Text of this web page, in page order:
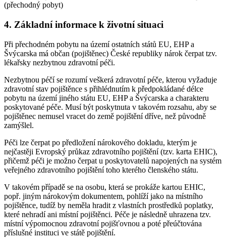
(přechodný pobyt)
4. Základní informace k životní situaci
Při přechodném pobytu na území ostatních států EU, EHP a
Švýcarska má občan (pojištěnec) České republiky nárok čerpat tzv.
lékařsky nezbytnou zdravotní péči.
Nezbytnou péčí se rozumí veškerá zdravotní péče, kterou vyžaduje
zdravotní stav pojištěnce s přihlédnutím k předpokládané délce
pobytu na území jiného státu EU, EHP a Švýcarska a charakteru
poskytované péče. Musí být poskytnuta v takovém rozsahu, aby se
pojištěnec nemusel vracet do země pojištění dříve, než původně
zamýšlel.
Péči lze čerpat po předložení nárokového dokladu, kterým je
nejčastěji Evropský průkaz zdravotního pojištění (tzv. karta EHIC),
přičemž péči je možno čerpat u poskytovatelů napojených na systém
veřejného zdravotního pojištění toho kterého členského státu.
V takovém případě se na osobu, která se prokáže kartou EHIC,
popř. jiným nárokovým dokumentem, pohlíží jako na místního
pojištěnce, tudíž by neměla hradit z vlastních prostředků poplatky,
které nehradí ani místní pojištěnci. Péče je následně uhrazena tzv.
místní výpomocnou zdravotní pojišťovnou a poté přeúčtována
příslušné instituci ve státě pojištění.